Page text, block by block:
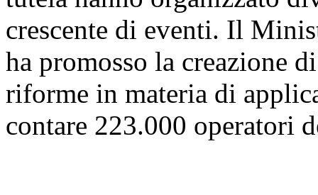
crescente di eventi. Il
ha promosso la creazione
riforme in materia di
contare 223.000 operatori